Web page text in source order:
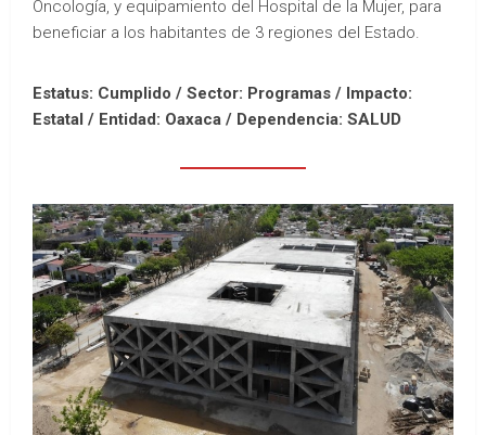
Oncología, y equipamiento del Hospital de la Mujer, para
beneficiar a los habitantes de 3 regiones del Estado.
Estatus: Cumplido / Sector: Programas / Impacto:
Estatal / Entidad: Oaxaca / Dependencia: SALUD